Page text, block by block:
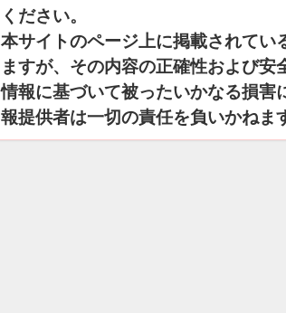
ください。
本サイトのページ上に掲載されてい
ますが、その内容の正確性および
情報に基づいて被ったいかなる損
報提供者は一切の責任を負いかねま